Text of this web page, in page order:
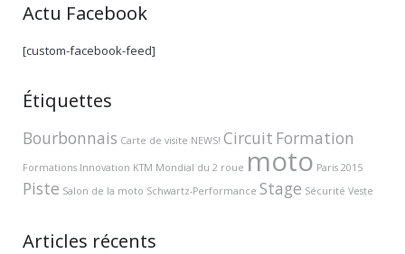
Actu Facebook
[custom-facebook-feed]
Étiquettes
Bourbonnais Carte de visite NEWS! Circuit Formation
Formations Innovation KTM Mondial du 2 roue moto Paris 2015
Piste Salon de la moto Schwartz-Performance Stage Sécurité Veste
Articles récents